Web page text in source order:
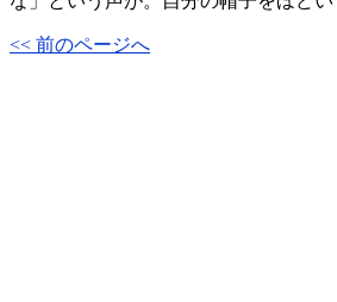
<< 前のページへ